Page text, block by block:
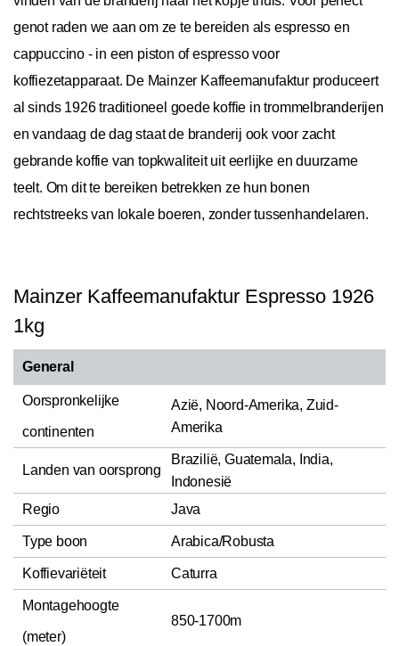
genot raden we aan om ze te bereiden als espresso en
cappuccino - in een piston of espresso voor
koffiezetapparaat. De Mainzer Kaffeemanufaktur produceert
al sinds 1926 traditioneel goede koffie in trommelbranderijen
en vandaag de dag staat de branderij ook voor zacht
gebrande koffie van topkwaliteit uit eerlijke en duurzame
teelt. Om dit te bereiken betrekken ze hun bonen
rechtstreeks van lokale boeren, zonder tussenhandelaren.
Mainzer Kaffeemanufaktur Espresso 1926
1kg
General
Oorspronkelijke
continenten
Azië, Noord-Amerika, Zuid-
Amerika
Landen van oorsprong
Brazilië, Guatemala, India,
Indonesië
Regio
Java
Type boon Arabica/Robusta
Koffievariëteit Caturra
Montagehoogte
(meter)
850-1700m